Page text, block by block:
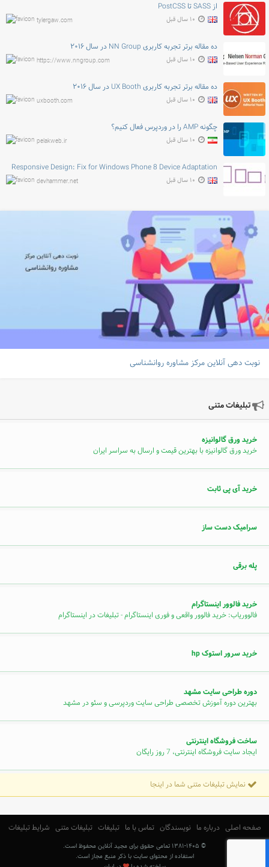
از SASS تا PostCSS
tylergaw.com ۱۰ سال قبل
ده مقاله برتر تجربه کاربری NN Group در سال ۲۰۱۶
https://www.nngroup.com ۱۰ سال قبل
ده مقاله برتر تجربه کاربری UX Booth در سال ۲۰۱۶
uxbooth.com ۱۰ سال قبل
چگونه AMP را در وردپرس فعال کنیم؟
pelakweb.ir ۱۰ سال قبل
Responsive Design: Fix for Windows Phone 8 Device Adaptation
devhammer.net ۱۰ سال قبل
نوبت دهی آنلاین مرکز مشاوره روانشناسی
تبلیغات متنی
خرید ورق گالوانیزه
خرید ورق گالوانیزه با بهترین قیمت و ارسال به سراسر ایران
خرید آی پی ثابت
سرامیک دست ساز
پله برقی
خرید فالوور اینستاگرام
فالووریاب: خرید فالوور واقعی و فوری اینستاگرام - تبلیغات در اینستاگرام
خرید سرور استوک hp
دوره طراحی سایت مشهد
بهترین دوره آموزش تخصصی طراحی سایت وردپرسی و سئو در مشهد
ساخت فروشگاه اینترنتی
ایجاد سایت فروشگاه اینترنتی، 7 روز رایگان
نمایش تبلیغات متنی شما در اینجا
صفحه اصلی درباره ما نویسندگان تماس با ما تبلیغات تبلیغات متنی شرایط تبلیغات
© ۱۳۸۱-۱۴۰۵ تمامی حقوق برای مجید آنلاین محفوظ است.
استفاده از محتوای سایت با ذکر منبع مجاز است.